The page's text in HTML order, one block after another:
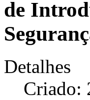
de
Detalhes
Criado: